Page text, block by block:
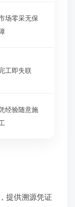
场零采无保
工即失联
经验随意施
提供溯源凭证